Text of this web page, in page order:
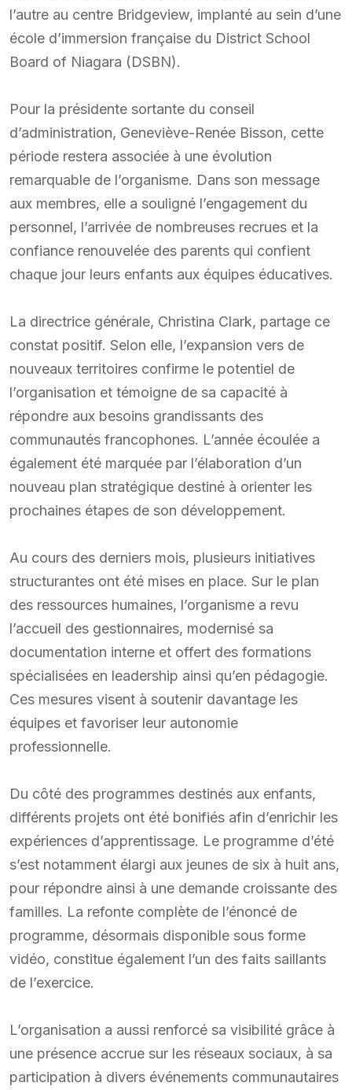
l’autre au centre Bridgeview, implanté au sein d’une
école d’immersion française du District School
Board of Niagara (DSBN).
Pour la présidente sortante du conseil
d’administration, Geneviève-Renée Bisson, cette
période restera associée à une évolution
remarquable de l’organisme. Dans son message
aux membres, elle a souligné l’engagement du
personnel, l’arrivée de nombreuses recrues et la
confiance renouvelée des parents qui confient
chaque jour leurs enfants aux équipes éducatives.
La directrice générale, Christina Clark, partage ce
constat positif. Selon elle, l’expansion vers de
nouveaux territoires confirme le potentiel de
l’organisation et témoigne de sa capacité à
répondre aux besoins grandissants des
communautés francophones. L’année écoulée a
également été marquée par l’élaboration d’un
nouveau plan stratégique destiné à orienter les
prochaines étapes de son développement.
Au cours des derniers mois, plusieurs initiatives
structurantes ont été mises en place. Sur le plan
des ressources humaines, l’organisme a revu
l’accueil des gestionnaires, modernisé sa
documentation interne et offert des formations
spécialisées en leadership ainsi qu’en pédagogie.
Ces mesures visent à soutenir davantage les
équipes et favoriser leur autonomie
professionnelle.
Du côté des programmes destinés aux enfants,
différents projets ont été bonifiés afin d’enrichir les
expériences d’apprentissage. Le programme d’été
s’est notamment élargi aux jeunes de six à huit ans,
pour répondre ainsi à une demande croissante des
familles. La refonte complète de l’énoncé de
programme, désormais disponible sous forme
vidéo, constitue également l’un des faits saillants
de l’exercice.
L’organisation a aussi renforcé sa visibilité grâce à
une présence accrue sur les réseaux sociaux, à sa
participation à divers événements communautaires